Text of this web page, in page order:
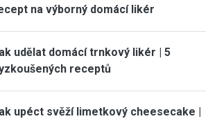
na výborný domácí likér
udělat domácí trnkový likér | 5
receptů
upéct svěží limetkový cheesecake |